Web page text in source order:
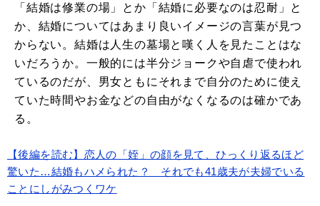
「結婚は修業の場」とか「結婚に必要なのは忍耐」と
か、結婚についてはあまり良いイメージの言葉が見つ
からない。結婚は人生の墓場と嘆く人を見たことはな
いだろうか。一般的には半分ジョークや自虐で使われ
ているのだが、男女ともにそれまで自分のために使え
ていた時間やお金などの自由がなくなるのは確かであ
る。
【後編を読む】恋人の「姪」の顔を見て、ひっくり返るほど
驚いた…結婚もハメられた？ それでも41歳夫が夫婦でいる
ことにしがみつくワケ